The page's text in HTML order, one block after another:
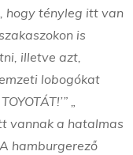
hogy tényleg itt van
is
illetve azt,
lobogókat
„
vannak a hatalmas
hamburgerező